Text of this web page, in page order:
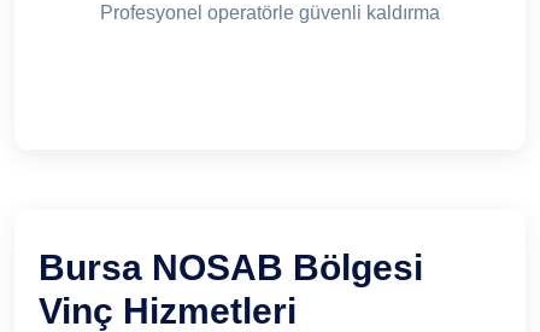
Profesyonel operatörle güvenli kaldırma
Bursa NOSAB Bölgesi
Vinç Hizmetleri